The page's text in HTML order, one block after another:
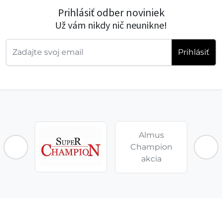
Prihlásiť odber noviniek
Už vám nikdy nič neunikne!
Prihlásiť
Almus
Champion
akcia